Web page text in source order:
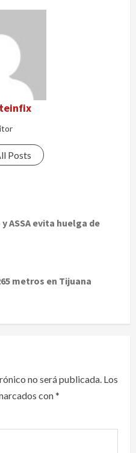
Posts
ASSA evita huelga de
metros en Tijuana
no será publicada. Los
con*